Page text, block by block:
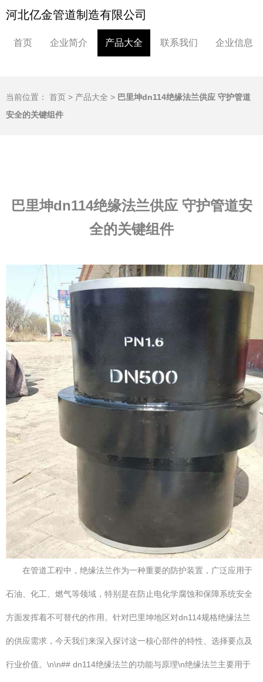
河北亿金管道制造有限公司
首页 企业简介 产品大全 联系我们 企业信息
当前位置： 首页 > 产品大全 > 巴里坤dn114绝缘法兰供应 守护管道
安全的关键组件
巴里坤dn114绝缘法兰供应 守护管道安
全的关键组件
在管道工程中，绝缘法兰作为一种重要的防护装置，广泛应用于
石油、化工、燃气等领域，特别是在防止电化学腐蚀和保障系统安全
方面发挥着不可替代的作用。针对巴里坤地区对dn114规格绝缘法兰
的供应需求，今天我们来深入探讨这一核心部件的特性、选择要点及
行业价值。\n\n## dn114绝缘法兰的功能与原理\n绝缘法兰主要用于